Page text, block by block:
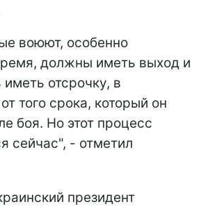
воюют, особенно
должны иметь выход и
отсрочку, в
того срока, который он
боя. Но этот процесс
сейчас", - отметил
президент